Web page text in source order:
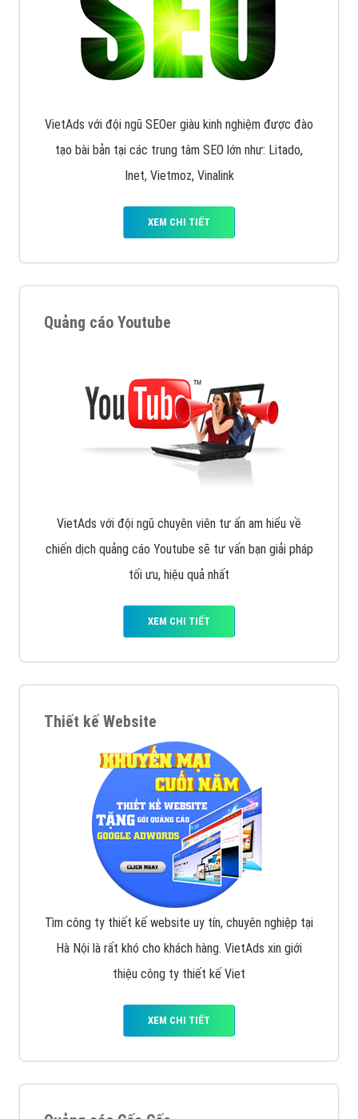
VietAds với đội ngũ SEOer giàu kinh nghiệm được đào
tạo bài bản tại các trung tâm SEO lớn như: Litado,
Inet, Vietmoz, Vinalink
XEM CHI TIẾT
Quảng cáo Youtube
VietAds với đội ngũ chuyên viên tư ấn am hiểu về
chiến dịch quảng cáo Youtube sẽ tư vấn bạn giải pháp
tối ưu, hiệu quả nhất
XEM CHI TIẾT
Thiết kế Website
Tìm công ty thiết kế website uy tín, chuyên nghiệp tại
Hà Nội là rất khó cho khách hàng. VietAds xin giới
thiệu công ty thiết kế Viet
XEM CHI TIẾT